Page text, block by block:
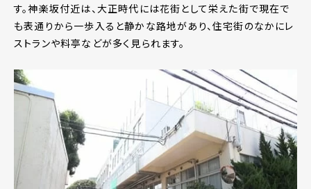
す。神楽坂付近は、大正時代には花街として栄えた街で現在で
も表通りから一歩入ると静かな路地があり、住宅街のなかにレ
ストランや料亭などが多く見られます。